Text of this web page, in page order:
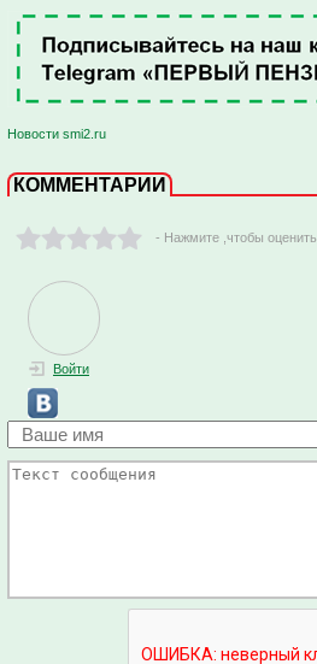
Новости smi2.ru
КОММЕНТАРИИ
- Нажмите ,чтобы оценить
Войти